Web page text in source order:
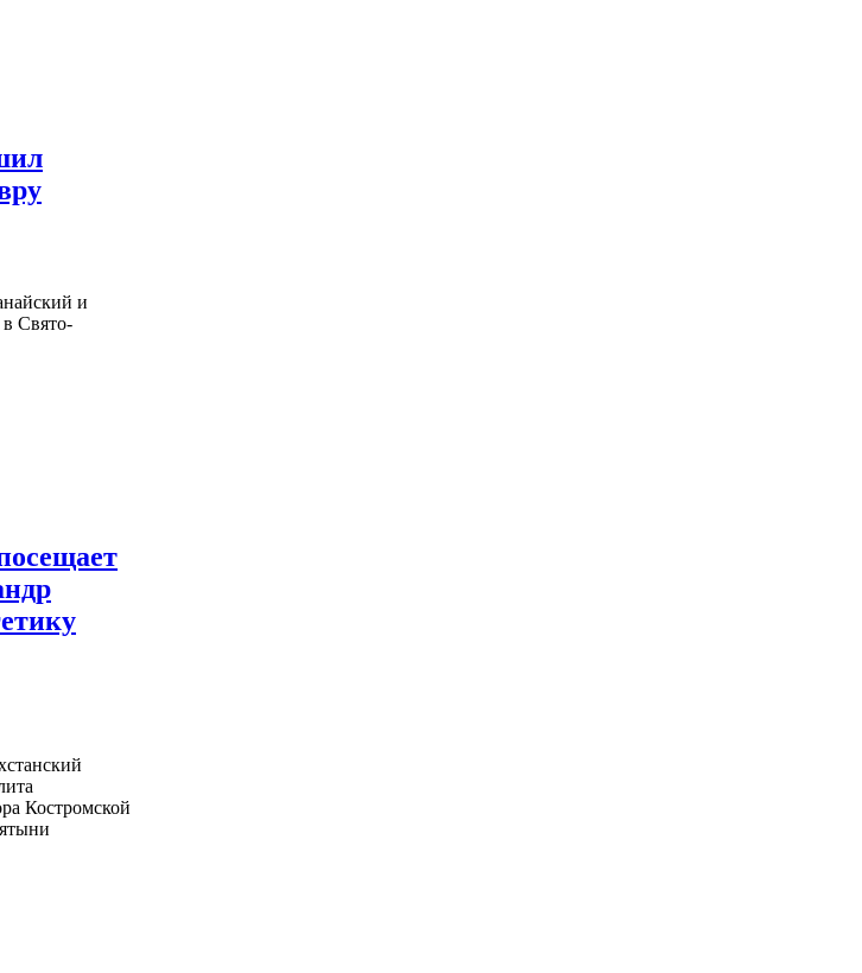
и
Свято-
Костромской